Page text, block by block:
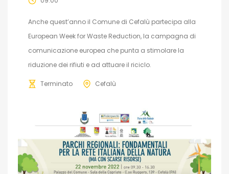
Anche quest’anno il Comune di Cefalù partecipa alla
European Week for Waste Reduction, la campagna di
comunicazione europea che punta a stimolare la
riduzione dei rifiuti e ad attuare il riciclo.
Terminato Cefalù